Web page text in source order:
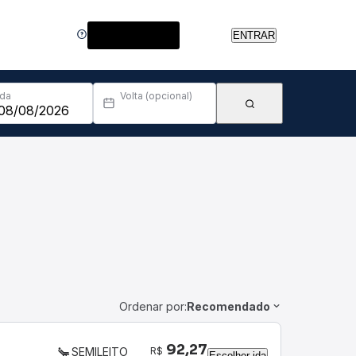
ENTRAR
Volta (opcional)
Ordenar por:Recomendado
SEMILEITO R$ 92,27